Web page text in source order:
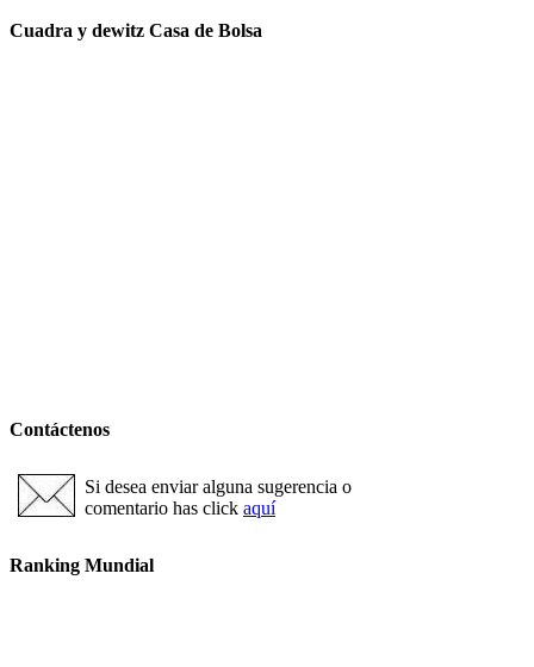
Cuadra y dewitz Casa de Bolsa
Contáctenos
Si desea enviar alguna sugerencia o
comentario has click aquí
Ranking Mundial